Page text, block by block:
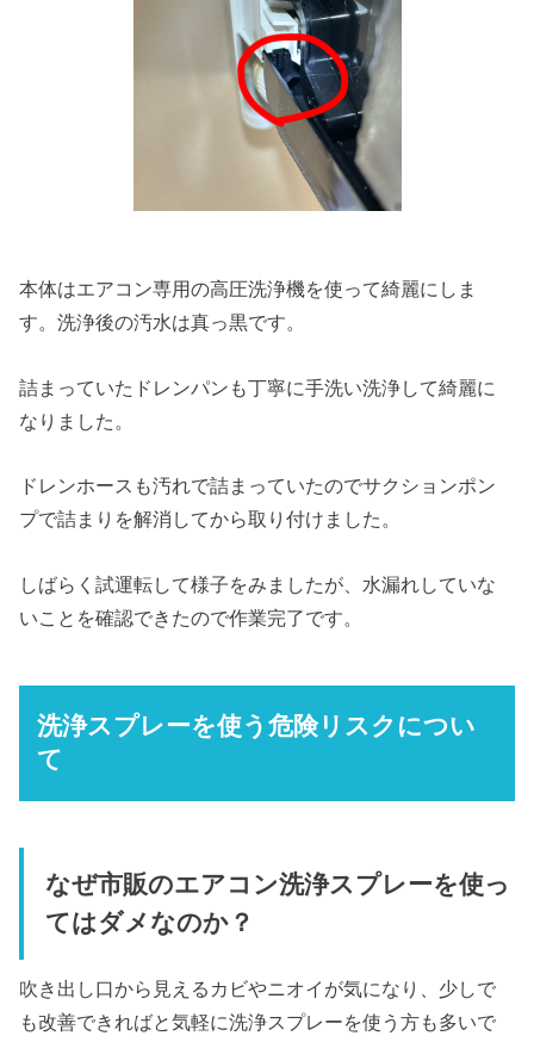
本体はエアコン専用の高圧洗浄機を使って綺麗にしま
す。洗浄後の汚水は真っ黒です。
詰まっていたドレンパンも丁寧に手洗い洗浄して綺麗に
なりました。
ドレンホースも汚れで詰まっていたのでサクションポン
プで詰まりを解消してから取り付けました。
しばらく試運転して様子をみましたが、水漏れしていな
いことを確認できたので作業完了です。
洗浄スプレーを使う危険リスクについ
て
なぜ市販のエアコン洗浄スプレーを使っ
てはダメなのか？
吹き出し口から見えるカビやニオイが気になり、少しで
も改善できればと気軽に洗浄スプレーを使う方も多いで